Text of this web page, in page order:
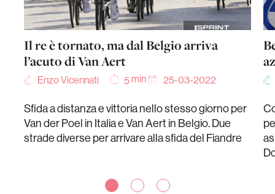
Il re è tornato, ma dal Belgio arriva
l’acuto di Van Aert
Enzo Vicennati 5 min 25-03-2022
Sfida a distanza e vittoria nello stesso giorno per
Van der Poel in Italia e Van Aert in Belgio. Due
strade diverse per arrivare alla sfida del Fiandre